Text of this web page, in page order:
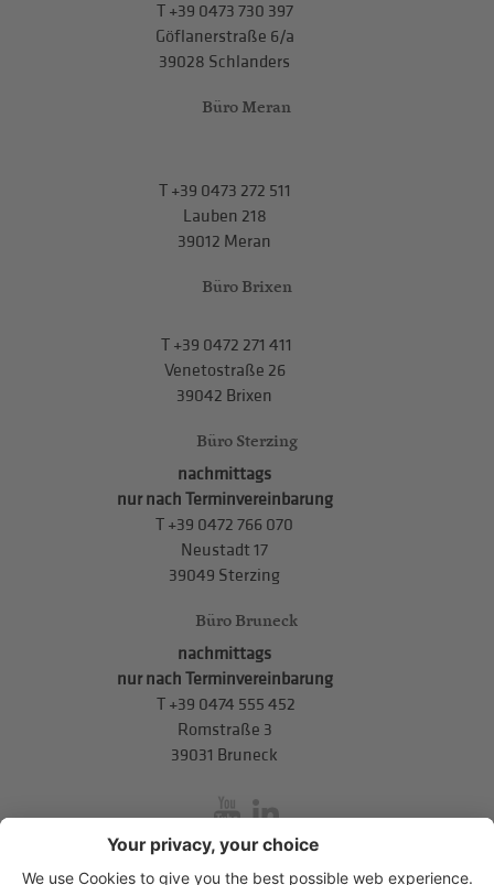
T+39 0473 730 397
Göflanerstraße 6/a
39028 Schlanders
Büro Meran
T+39 0473 272 511
Lauben 218
39012 Meran
Büro Brixen
T+39 0472 271 411
Venetostraße 26
39042 Brixen
Büro Sterzing
nachmittags
nur nach Terminvereinbarung
T +39 0472 766 070
Neustadt 17
39049 Sterzing
Büro Bruneck
nachmittags
nur nach Terminvereinbarung
T +39 0474 555 452
Romstraße 3
39031 Bruneck
inService